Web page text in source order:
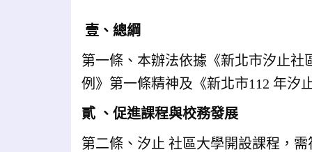
壹、總綱
第一條、本辦法依據《新北市汐止
例》第一條精神及《新北市112 年汐
貳 、促進課程與校務發展
第二條、汐止 社區大學開設課程，